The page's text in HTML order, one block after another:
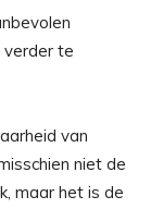
verder te
van
niet de
maar het is de